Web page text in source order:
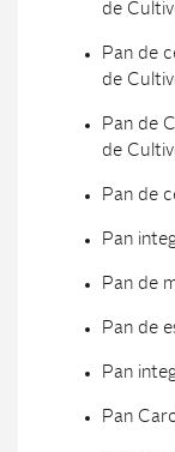
de
Pan de
de
Pan de
de
Pan de
Pan
Pan de
Pan de
Pan
Pan